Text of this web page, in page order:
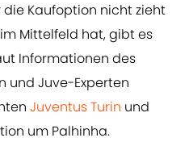
Kaufoption nicht zieht
Mittelfeld hat, gibt es
Informationen des
und Juve-Experten
Juventus Turin und
um Palhinha.